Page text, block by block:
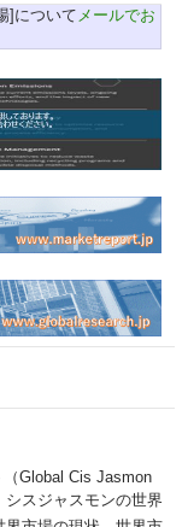
]について メールでお
Global Cis Jasmon
スジャスモンの世界